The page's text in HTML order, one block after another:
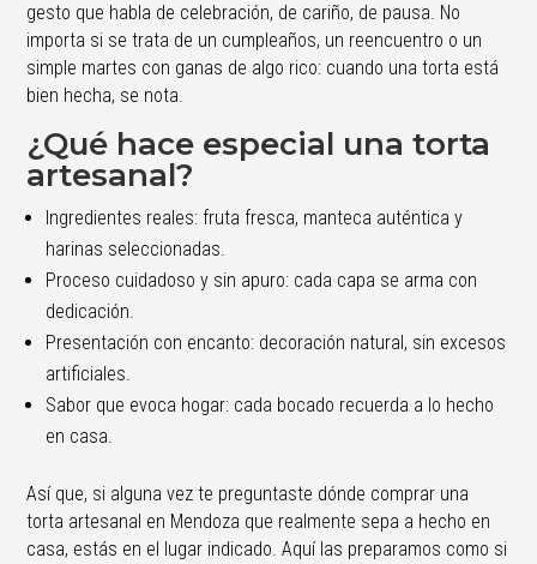
gesto que habla de celebración, de cariño, de pausa. No
importa si se trata de un cumpleaños, un reencuentro o un
simple martes con ganas de algo rico: cuando una torta está
bien hecha, se nota.
¿Qué hace especial una torta
artesanal?
Ingredientes reales: fruta fresca, manteca auténtica y
harinas seleccionadas.
Proceso cuidadoso y sin apuro: cada capa se arma con
dedicación.
Presentación con encanto: decoración natural, sin excesos
artificiales.
Sabor que evoca hogar: cada bocado recuerda a lo hecho
en casa.
Así que, si alguna vez te preguntaste dónde comprar una
torta artesanal en Mendoza que realmente sepa a hecho en
casa, estás en el lugar indicado. Aquí las preparamos como si